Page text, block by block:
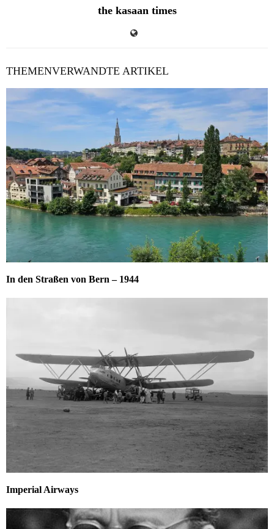
the kasaan times
THEMENVERWANDTE ARTIKEL
In den Straßen von Bern – 1944
Imperial Airways